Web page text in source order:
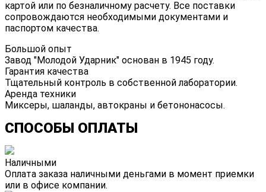
картой или по безналичному расчету. Все поставки
сопровождаются необходимыми документами и
паспортом качества.
Большой опыт
Завод "Молодой Ударник" основан в 1945 году.
Гарантия качества
Тщательный контроль в собственной лаборатории.
Аренда техники
Миксеры, шаланды, автокраны и бетононасосы.
СПОСОБЫ ОПЛАТЫ
Наличными
Оплата заказа наличными деньгами в момент приемки
или в офисе компании.